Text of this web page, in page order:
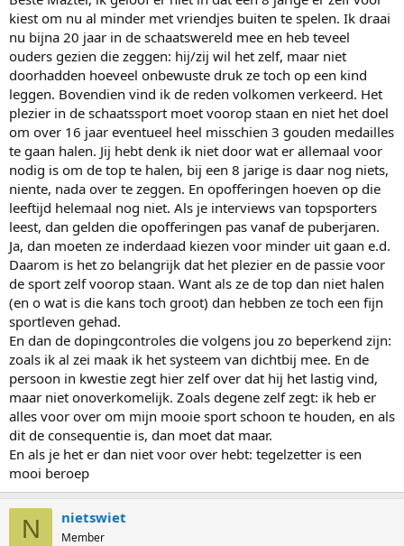
kiest om nu al minder met vriendjes buiten te spelen. Ik draai
nu bijna 20 jaar in de schaatswereld mee en heb teveel
ouders gezien die zeggen: hij/zij wil het zelf, maar niet
doorhadden hoeveel onbewuste druk ze toch op een kind
leggen. Bovendien vind ik de reden volkomen verkeerd. Het
plezier in de schaatssport moet voorop staan en niet het doel
om over 16 jaar eventueel heel misschien 3 gouden medailles
te gaan halen. Jij hebt denk ik niet door wat er allemaal voor
nodig is om de top te halen, bij een 8 jarige is daar nog niets,
niente, nada over te zeggen. En opofferingen hoeven op die
leeftijd helemaal nog niet. Als je interviews van topsporters
leest, dan gelden die opofferingen pas vanaf de puberjaren.
Ja, dan moeten ze inderdaad kiezen voor minder uit gaan e.d.
Daarom is het zo belangrijk dat het plezier en de passie voor
de sport zelf voorop staan. Want als ze de top dan niet halen
(en o wat is die kans toch groot) dan hebben ze toch een fijn
sportleven gehad.
En dan de dopingcontroles die volgens jou zo beperkend zijn:
zoals ik al zei maak ik het systeem van dichtbij mee. En de
persoon in kwestie zegt hier zelf over dat hij het lastig vind,
maar niet onoverkomelijk. Zoals degene zelf zegt: ik heb er
alles voor over om mijn mooie sport schoon te houden, en als
dit de consequentie is, dan moet dat maar.
En als je het er dan niet voor over hebt: tegelzetter is een
mooi beroep
N nietswiet
Member